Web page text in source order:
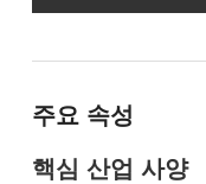
주요 속성
핵심 산업 사양